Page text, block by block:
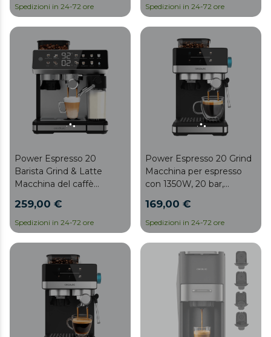
Spedizioni in 24-72 ore Spedizioni in 24-72 ore
Power Espresso 20
Barista Grind & Latte
Macchina del caffè
macinacaffè e serbatoio
del latte.
259,00 €
Spedizioni in 24-72 ore
Power Espresso 20 Grind
Macchina per espresso
con 1350W, 20 bar,
macinatura regolabile
169,00 €
Spedizioni in 24-72 ore